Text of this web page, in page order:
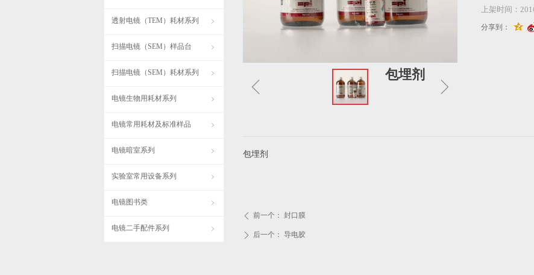
包埋剂
ꁇ
透射电镜（TEM）耗材系列
ꁇ
扫描电镜（SEM）样品台
ꁇ
扫描电镜（SEM）耗材系列
ꁇ
电镜生物用耗材系列
ꁇ
电镜常用耗材及标准样品
ꁇ
电镜暗室系列
ꁇ
实验室常用设备系列
ꁇ
电镜图书类
ꁇ
电镜二手配件系列
ꁆ ꁇ
上架时间：
分享到：
包埋剂
ꄴ 前一个： 封口膜
ꄲ 后一个： 导电胶